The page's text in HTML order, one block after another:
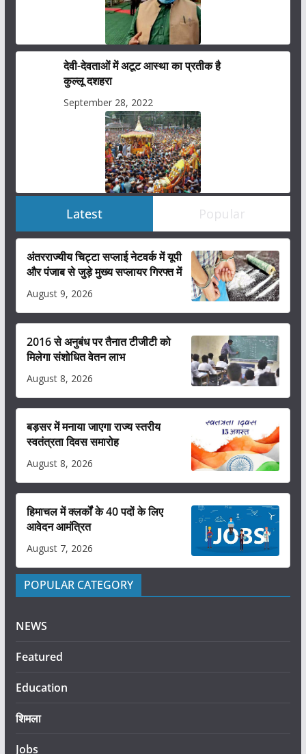
देवी-देवताओं में अटूट आस्था का प्रतीक है
कुल्लू दशहरा
September 28, 2022
Latest Popular
अंतरराज्यीय चिट्टा सप्लाई नेटवर्क में यूपी
और पंजाब से जुड़े मुख्य सप्लायर गिरफ्त में
August 9, 2026
2016 से अनुबंध पर तैनात टीजीटी को
मिलेगा संशोधित वेतन लाभ
August 8, 2026
बड़सर में मनाया जाएगा राज्य स्तरीय
स्वतंत्रता दिवस समारोह
August 8, 2026
हिमाचल में क्लर्कों के 40 पदों के लिए
आवेदन आमंत्रित
August 7, 2026
POPULAR CATEGORY
NEWS
Featured
Education
शिमला
Jobs